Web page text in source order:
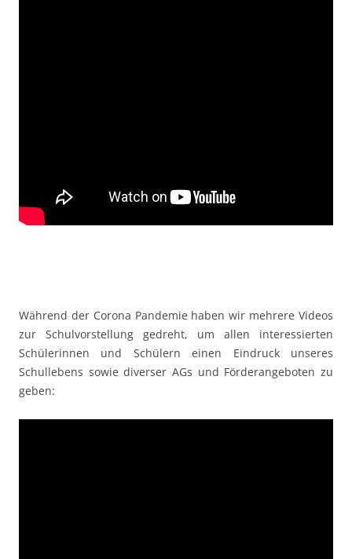
Während der Corona Pandemie haben wir mehrere Videos
zur Schulvorstellung gedreht, um allen interessierten
Schülerinnen und Schülern einen Eindruck unseres
Schullebens sowie diverser AGs und Förderangeboten zu
geben: